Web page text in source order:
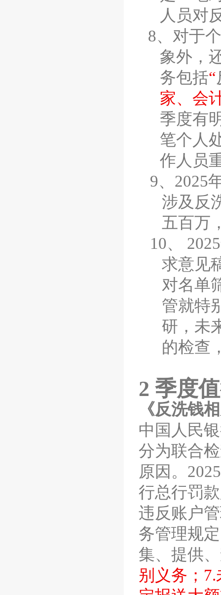
人员对
8、 对于
象外，
务包括“
家、会
季度有
笔个人
作人员
9、 2025
涉及 反
五百万
10、
2025
求意见
对名单
管就特
研，未
的检查
2 季度
《反洗钱
中国人民
分为联合
原因。 2025
行总行罚
违反账户
务管理规
集、提供
别义务； 7.